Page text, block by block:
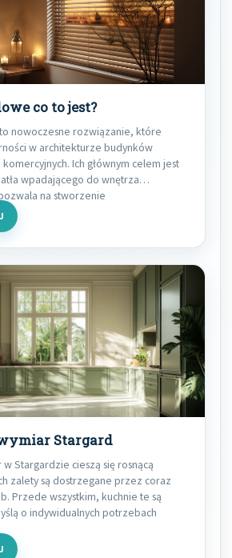
co to jest?
nowoczesne rozwiązanie, które
w architekturze budynków
Ich głównym celem jest
wpadającego do wnętrza
na stworzenie
Stargard
Stargardzie cieszą się rosnącą
zalety są dostrzegane przez coraz
Przede wszystkim, kuchnie te są
o indywidualnych potrzebach